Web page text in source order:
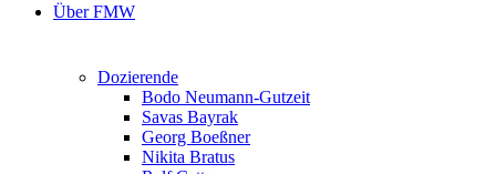
Über FMW
Dozierende
Bodo Neumann-Gutzeit
Savas Bayrak
Georg Boeßner
Nikita Bratus